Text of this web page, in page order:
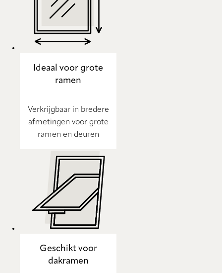
Ideaal voor grote
ramen
Verkrijgbaar in bredere
afmetingen voor grote
ramen en deuren
Geschikt voor
dakramen